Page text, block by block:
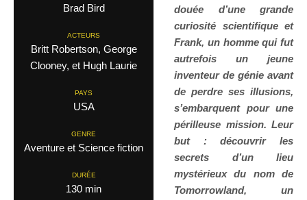
Brad Bird
ACTEURS
Britt Robertson, George
Clooney, et Hugh Laurie
PAYS
USA
GENRE
Aventure et Science fiction
DURÉE
130 min
douée d’une grande
curiosité scientifique et
Frank, un homme qui fut
autrefois un jeune
inventeur de génie avant
de perdre ses illusions,
s’embarquent pour une
périlleuse mission. Leur
but : découvrir les
secrets d’un lieu
mystérieux du nom de
Tomorrowland, un